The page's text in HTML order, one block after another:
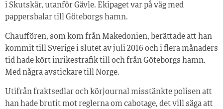
i Skutskär, utanför Gävle. Ekipaget var på väg med
pappersbalar till Göteborgs hamn.
Chauffören, som kom från Makedonien, berättade att han
kommit till Sverige i slutet av juli 2016 och i flera månaders
tid hade kört inrikestrafik till och från Göteborgs hamn.
Med några avstickare till Norge.
Utifrån fraktsedlar och körjournal misstänkte polisen att
han hade brutit mot reglerna om cabotage, det vill säga att